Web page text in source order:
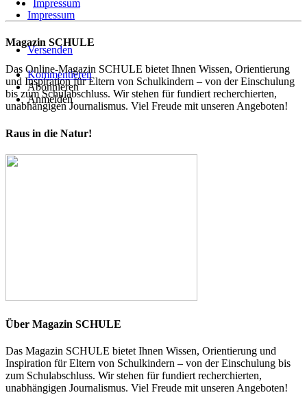
Impressum
Versenden
Kommentieren
Abonnieren
Anmelden
Impressum
Magazin SCHULE
Das Online-Magazin SCHULE bietet Ihnen Wissen, Orientierung
und Inspiration für Eltern von Schulkindern – von der Einschulung
bis zum Schulabschluss. Wir stehen für fundiert recherchierten,
unabhängigen Journalismus. Viel Freude mit unseren Angeboten!
Raus in die Natur!
Über Magazin SCHULE
Das Magazin SCHULE bietet Ihnen Wissen, Orientierung und
Inspiration für Eltern von Schulkindern – von der Einschulung bis
zum Schulabschluss. Wir stehen für fundiert recherchierten,
unabhängigen Journalismus. Viel Freude mit unseren Angeboten!